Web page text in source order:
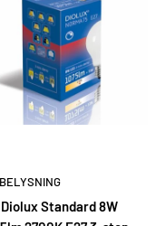
Diolux Standard 8W